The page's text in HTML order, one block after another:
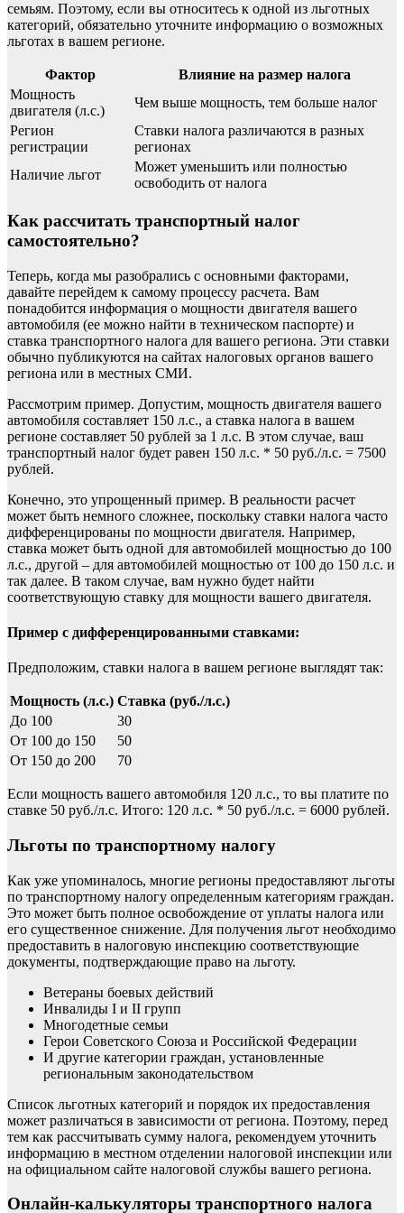
семьям. Поэтому, если вы относитесь к одной из льготных
категорий, обязательно уточните информацию о возможных
льготах в вашем регионе.
Фактор
Влияние на размер налога
Мощность
двигателя (л.с.)
Чем выше мощность, тем больше налог
Регион
регистрации
Ставки налога различаются в разных
регионах
Наличие льгот
Может уменьшить или полностью
освободить от налога
Как рассчитать транспортный налог
самостоятельно?
Теперь, когда мы разобрались с основными факторами,
давайте перейдем к самому процессу расчета. Вам
понадобится информация о мощности двигателя вашего
автомобиля (ее можно найти в техническом паспорте) и
ставка транспортного налога для вашего региона. Эти ставки
обычно публикуются на сайтах налоговых органов вашего
региона или в местных СМИ.
Рассмотрим пример. Допустим, мощность двигателя вашего
автомобиля составляет 150 л.с., а ставка налога в вашем
регионе составляет 50 рублей за 1 л.с. В этом случае, ваш
транспортный налог будет равен 150 л.с. * 50 руб./л.с. = 7500
рублей.
Конечно, это упрощенный пример. В реальности расчет
может быть немного сложнее, поскольку ставки налога часто
дифференцированы по мощности двигателя. Например,
ставка может быть одной для автомобилей мощностью до 100
л.с., другой – для автомобилей мощностью от 100 до 150 л.с. и
так далее. В таком случае, вам нужно будет найти
соответствующую ставку для мощности вашего двигателя.
Пример с дифференцированными ставками:
Предположим, ставки налога в вашем регионе выглядят так:
Мощность (л.с.) Ставка (руб./л.с.)
До 100
30
От 100 до 150
50
От 150 до 200
70
Если мощность вашего автомобиля 120 л.с., то вы платите по
ставке 50 руб./л.с. Итого: 120 л.с. * 50 руб./л.с. = 6000 рублей.
Льготы по транспортному налогу
Как уже упоминалось, многие регионы предоставляют льготы
по транспортному налогу определенным категориям граждан.
Это может быть полное освобождение от уплаты налога или
его существенное снижение. Для получения льгот необходимо
предоставить в налоговую инспекцию соответствующие
документы, подтверждающие право на льготу.
Ветераны боевых действий
Инвалиды I и II групп
Многодетные семьи
Герои Советского Союза и Российской Федерации
И другие категории граждан, установленные
региональным законодательством
Список льготных категорий и порядок их предоставления
может различаться в зависимости от региона. Поэтому, перед
тем как рассчитывать сумму налога, рекомендуем уточнить
информацию в местном отделении налоговой инспекции или
на официальном сайте налоговой службы вашего региона.
Онлайн-калькуляторы транспортного налога